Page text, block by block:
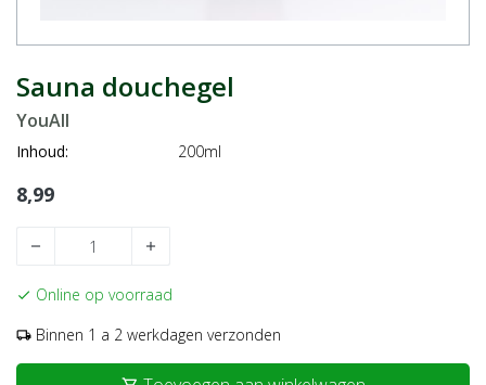
Sauna douchegel
YouAll
Inhoud: 200ml
8,99
remove add
check Online op voorraad
local_shipping Binnen 1 a 2 werkdagen verzonden